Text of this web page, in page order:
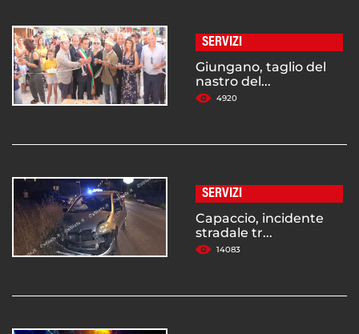
SERVIZI
Giungano, taglio del
nastro del...
4920
SERVIZI
Capaccio, incidente
stradale tr...
14083